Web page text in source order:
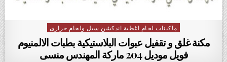
Posted in
ماكينات لحام اغطية اندكشن سيل ولحام حرارى
مكنة غلق و تقفيل عبوات البلاستيكية بطبات الالمنيوم
فويل موديل 204 ماركة المهندس منسى